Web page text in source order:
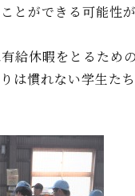
ができる可能性
給休暇をとるため
は慣れない学生た